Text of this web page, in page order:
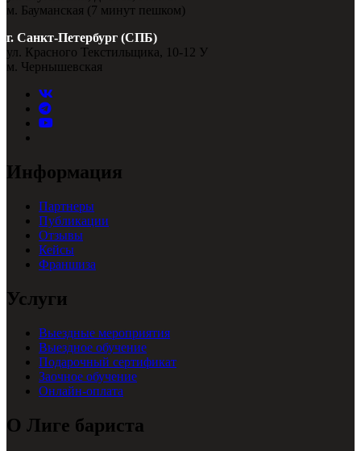
м. Бауманская (7 минут пешком)
г. Санкт-Петербург (СПБ)
ул. Красного Текстильщика, 10-12 У
м. Чернышевская
Информация
Партнеры
Публикации
Отзывы
Кейсы
Франшиза
Услуги
Выездные мероприятия
Выездное обучение
Подарочный сертификат
Заочное обучение
Онлайн-оплата
О Лиге бариста